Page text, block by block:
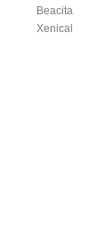
Beacita
Xenical